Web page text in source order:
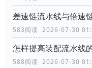
差速链流水线与倍速
583阅读 2026-07-30
怎样提高装配流水线
588阅读 2026-07-30